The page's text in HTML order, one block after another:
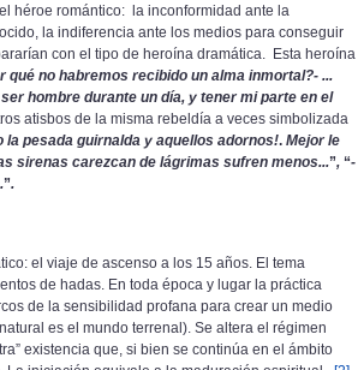
romántico: la inconformidad ante la
la indiferencia ante los medios para conseguir
con el tipo de heroína dramática. Esta heroína
qué no habremos recibido un alma inmortal?- ...
hombre durante un día, y tener mi parte en el
atisbos de la misma rebeldía a veces simbolizada
la pesada guirnalda y aquellos adornos!. Mejor le
sirenas carezcan de lágrimas sufren menos...”, “-
”.
el viaje de ascenso a los 15 años. El tema
de hadas. En toda época y lugar la práctica
de la sensibilidad profana para crear un medio
es el mundo terrenal). Se altera el régimen
existencia que, si bien se continúa en el ámbito